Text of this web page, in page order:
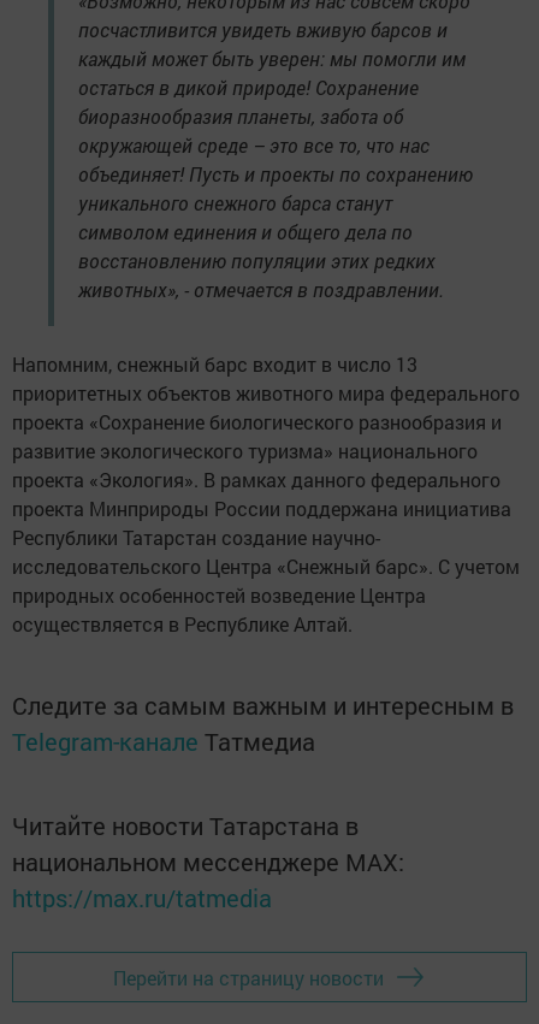
посчастливится увидеть вживую барсов и
каждый может быть уверен: мы помогли им
остаться в дикой природе! Сохранение
биоразнообразия планеты, забота об
окружающей среде – это все то, что нас
объединяет! Пусть и проекты по сохранению
уникального снежного барса станут
символом единения и общего дела по
восстановлению популяции этих редких
животных», - отмечается в поздравлении.
Напомним, снежный барс входит в число 13
приоритетных объектов животного мира федерального
проекта «Сохранение биологического разнообразия и
развитие экологического туризма» национального
проекта «Экология». В рамках данного федерального
проекта Минприроды России поддержана инициатива
Республики Татарстан создание научно-
исследовательского Центра «Снежный барс». С учетом
природных особенностей возведение Центра
осуществляется в Республике Алтай.
Следите за самым важным и интересным в
Telegram-канале Татмедиа
Читайте новости Татарстана в
национальном мессенджере MАХ:
https://max.ru/tatmedia
Перейти на страницу новости